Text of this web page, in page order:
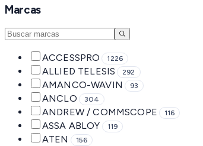
Marcas
ACCESSPRO 1226
ALLIED TELESIS 292
AMANCO-WAVIN 93
ANCLO 304
ANDREW / COMMSCOPE 116
ASSA ABLOY 119
ATEN 156